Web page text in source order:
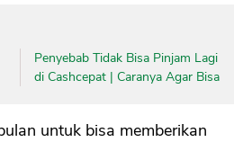
Penyebab Tidak Bisa Pinjam Lagi
di Cashcepat | Caranya Agar Bisa
untuk bisa memberikan